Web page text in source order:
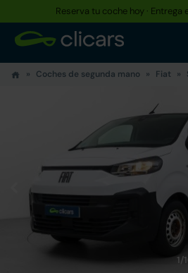
Reserva tu coche hoy ·
Coches de segunda mano Fiat
1/